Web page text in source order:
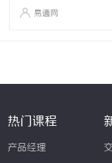
易通网
热门课程
产品经理